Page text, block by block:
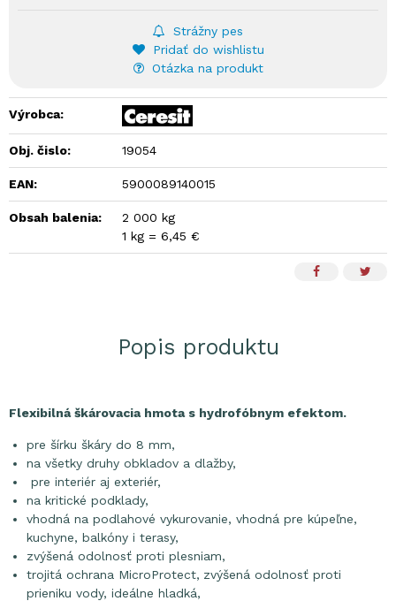
Strážny pes
Pridať do wishlistu
Otázka na produkt
Výrobca:
Obj. čislo: 19054
EAN: 5900089140015
Obsah balenia:
2 000 kg
1 kg = 6,45 €
Popis produktu
Flexibilná škárovacia hmota s hydrofóbnym efektom.
pre šírku škáry do 8 mm,
na všetky druhy obkladov a dlažby,
pre interiér aj exteriér,
na kritické podklady,
vhodná na podlahové vykurovanie, vhodná pre kúpeľne,
kuchyne, balkóny i terasy,
zvýšená odolnosť proti plesniam,
trojitá ochrana MicroProtect, zvýšená odolnosť proti
prieniku vody, ideálne hladká,